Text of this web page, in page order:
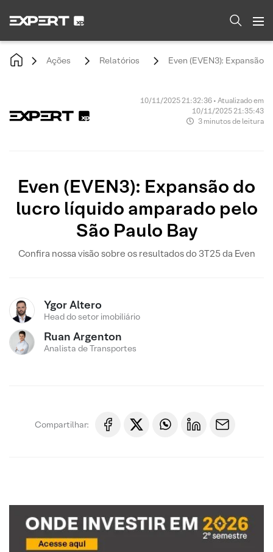
Ações Relatórios Even (EVEN3): Expansão
10/11/2025 21:32:36 • Atualizado em
10/11/2025 21:35:43
3 minutos de leitura
Even (EVEN3): Expansão do
lucro líquido amparado pelo
São Paulo Bay
Confira nossa visão sobre os resultados do 3T25 da Even
Ygor Altero
Head do setor imobiliário
Ruan Argenton
Analista de Transportes
Compartilhar: